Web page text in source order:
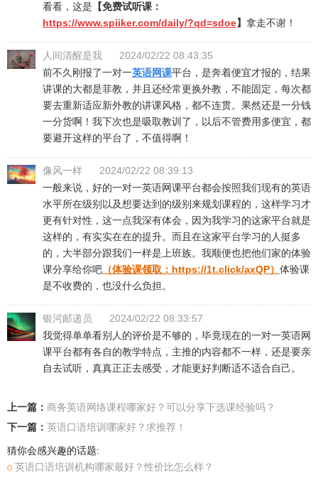
看看，这是 【免费试听课：
https://www.spiiker.com/daily/?qd=sdoe】 拿走不谢！
人间清醒是我
2024/02/22 08:43:35
前不久刚报了一对一英语网课平台，是奔着便宜才报的，结果
讲课的大都是菲教，并且还经常更换外教，不能固定，每次都
要去重新适应新外教的讲课风格，都不连贯。果然还是一分钱
一分货啊！我下次也是吸取教训了，以后不管费用多便宜，都
要避开这样的平台了，不值得啊！
像风一样
2024/02/22 08:39:13
一般来说，好的一对一英语网课平台都会按照我们现有的英语
水平所在级别以及想要达到的级别来规划课程的，这样学习才
更有针对性，这一点我深有体会，因为我学习的这家平台就是
这样的，有实实在在的提升。而且在这家平台学习的人挺多
的，大半部分跟我们一样是上班族。我顺便也把他们家的体验
课分享给你吧 （体验课领取： https://1t.click/axQP） 体验课
是不收费的，也没什么负担。
银河邮递员
2024/02/22 08:33:57
我觉得单单看别人的评价是不够的，毕竟现在的一对一英语网
课平台都有各自的教学特点，主推的内容都不一样，还是要亲
自去试听，真真正正去感受，才能更好判断适不适合自己。
上一篇： ​商务英语网络课程哪家好？可以分享下选课经验吗？
下一篇： 英语口语培训哪家好？求推荐！
猜你会感兴趣的话题:
​英语口语培训机构哪家最好？性价比怎么样？